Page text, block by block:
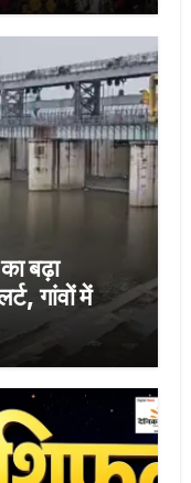
बढ़ा
गांवों में